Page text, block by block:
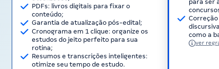
PDFs: livros digitais para fixar o
conteúdo;
Garantia de atualização pós-edital;
Cronograma em 1 clique: organize os
estudos do jeito perfeito para sua
rotina;
Resumos e transcrições inteligentes:
otimize seu tempo de estudo.
para ser
como a
ver